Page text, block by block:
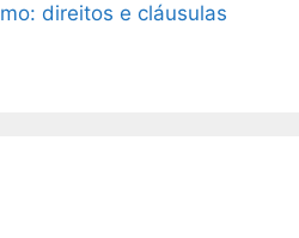
direitos e cláusulas